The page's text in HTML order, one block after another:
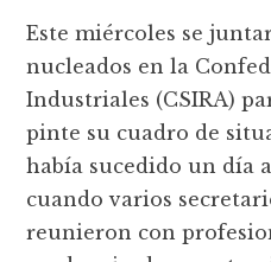
Este miércoles se
nucleados en la
Industriales (CSIRA)
pinte su cuadro de
había sucedido un día
cuando varios
reunieron con